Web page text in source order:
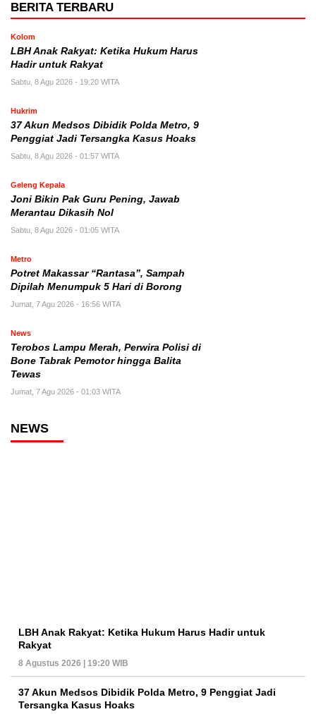
BERITA TERBARU
Kolom
LBH Anak Rakyat: Ketika Hukum Harus
Hadir untuk Rakyat
Sabtu, 8 Agu 2026 - 19:20 WITA
Hukrim
37 Akun Medsos Dibidik Polda Metro, 9
Penggiat Jadi Tersangka Kasus Hoaks
Sabtu, 8 Agu 2026 - 01:57 WITA
Geleng Kepala
Joni Bikin Pak Guru Pening, Jawab
Merantau Dikasih Nol
Sabtu, 8 Agu 2026 - 01:05 WITA
Metro
Potret Makassar “Rantasa”, Sampah
Dipilah Menumpuk 5 Hari di Borong
Jumat, 7 Agu 2026 - 16:56 WITA
News
Terobos Lampu Merah, Perwira Polisi di
Bone Tabrak Pemotor hingga Balita
Tewas
Jumat, 7 Agu 2026 - 01:03 WITA
NEWS
LBH Anak Rakyat: Ketika Hukum Harus Hadir untuk
Rakyat
8 Agustus 2026 | 19:20 WIB
37 Akun Medsos Dibidik Polda Metro, 9 Penggiat Jadi
Tersangka Kasus Hoaks